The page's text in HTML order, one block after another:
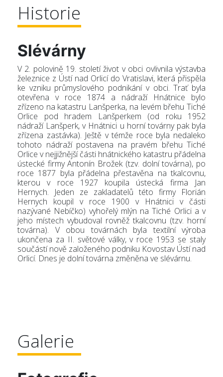
Historie
Slévárny
V 2. polovině 19. století život v obci ovlivnila výstavba
železnice z Ústí nad Orlicí do Vratislavi, která přispěla
ke vzniku průmyslového podnikání v obci. Trať byla
otevřena v roce 1874 a nádraží Hnátnice bylo
zřízeno na katastru Lanšperka, na levém břehu Tiché
Orlice pod hradem Lanšperkem (od roku 1952
nádraží Lanšperk, v Hnátnici u horní továrny pak byla
zřízena zastávka). Ještě v témže roce byla nedaleko
tohoto nádraží postavena na pravém břehu Tiché
Orlice v nejjižnější části hnátnického katastru přádelna
ústecké firmy Antonín Brožek (tzv. dolní továrna), po
roce 1877 byla přádelna přestavěna na tkalcovnu,
kterou v roce 1927 koupila ústecká firma Jan
Hernych. Jeden ze zakladatelů této firmy Florián
Hernych koupil v roce 1900 v Hnátnici v části
nazývané Nebíčko) vyhořelý mlýn na Tiché Orlici a v
jeho místech vybudoval rovněž tkalcovnu (tzv. horní
továrna). V obou továrnách byla textilní výroba
ukončena za II. světové války, v roce 1953 se staly
součástí nově založeného podniku Kovostav Ústí nad
Orlicí. Dnes je dolní továrna změněna ve slévárnu.
Galerie